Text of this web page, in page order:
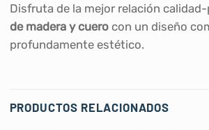
Disfruta de la mejor relación
de madera y cuerocon un diseño
profundamente estético.
PRODUCTOS RELACIONADOS